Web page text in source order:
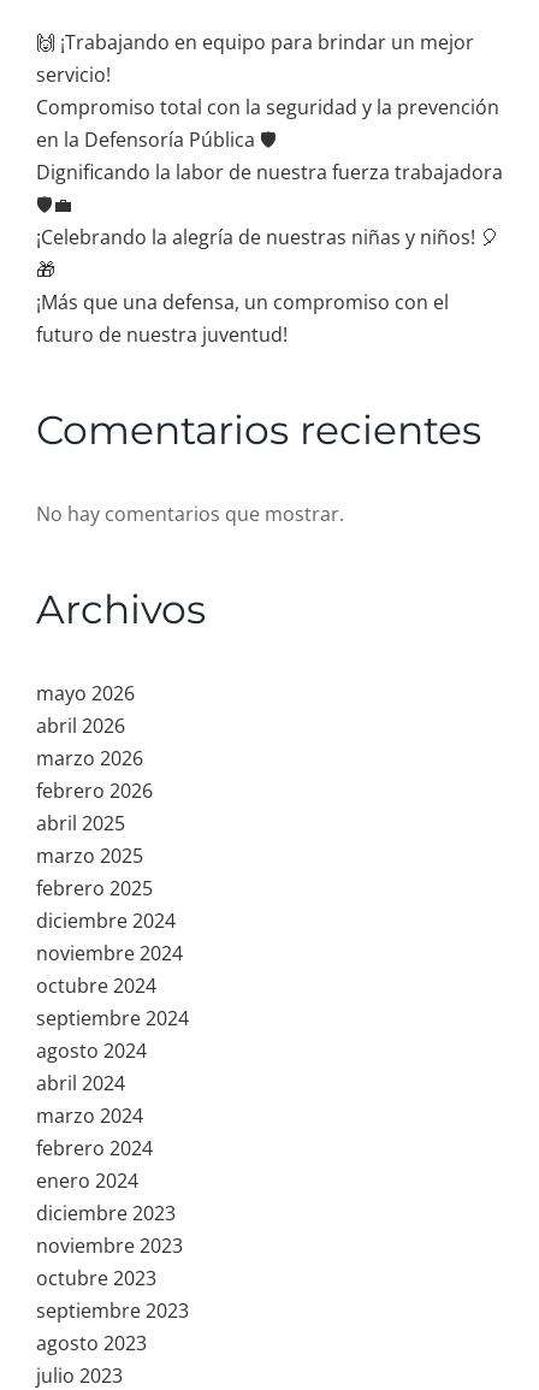
🙌 ¡Trabajando en equipo para brindar un mejor
servicio!
Compromiso total con la seguridad y la prevención
en la Defensoría Pública 🛡️
Dignificando la labor de nuestra fuerza trabajadora
🛡️💼
¡Celebrando la alegría de nuestras niñas y niños! 🎈
🎁
¡Más que una defensa, un compromiso con el
futuro de nuestra juventud!
Comentarios recientes
No hay comentarios que mostrar.
Archivos
mayo 2026
abril 2026
marzo 2026
febrero 2026
abril 2025
marzo 2025
febrero 2025
diciembre 2024
noviembre 2024
octubre 2024
septiembre 2024
agosto 2024
abril 2024
marzo 2024
febrero 2024
enero 2024
diciembre 2023
noviembre 2023
octubre 2023
septiembre 2023
agosto 2023
julio 2023